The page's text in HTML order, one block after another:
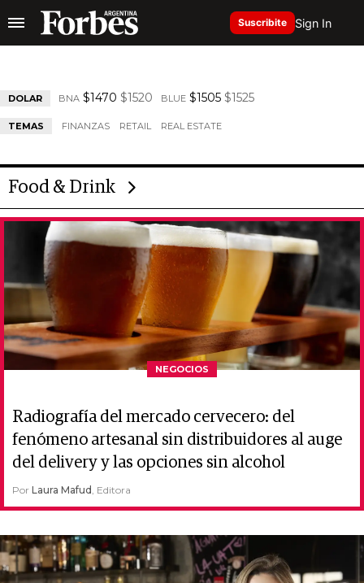
Suscribite Sign In
DOLAR BNA $1470 $1520 BLUE $1505 $1525
TEMAS FINANZAS RETAIL REAL ESTATE
Food & Drink
NEGOCIOS
Radiografía del mercado cervecero: del
fenómeno artesanal sin distribuidores al auge
del delivery y las opciones sin alcohol
Por Laura Mafud , Editora